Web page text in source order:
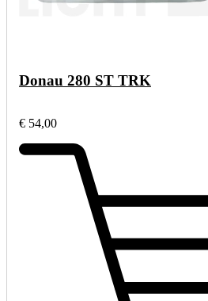
Donau 280 ST TRK
€ 54,00